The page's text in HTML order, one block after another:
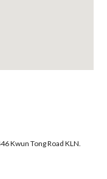
Kwun Tong Road KLN.